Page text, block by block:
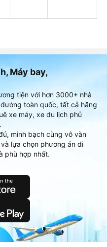
Máy bay,
tiện với hơn 3000+ nhà
toàn quốc, tất cả hãng
xe máy, xe du lịch phủ
minh bạch cùng vô vàn
lựa chọn phương án di
phù hợp nhất.